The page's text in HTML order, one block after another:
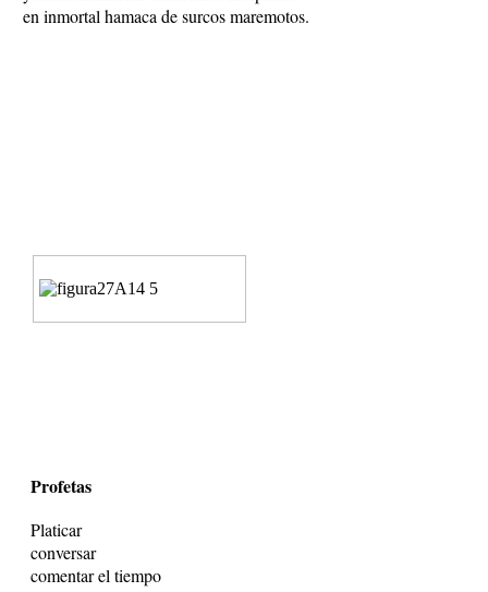
en inmortal hamaca de surcos maremotos.
Profetas
Platicar
conversar
comentar el tiempo